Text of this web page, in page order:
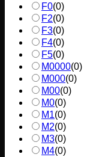
F0(0)
F2(0)
F3(0)
F4(0)
F5(0)
M0000(0)
M000(0)
M00(0)
M0(0)
M1(0)
M2(0)
M3(0)
M4(0)